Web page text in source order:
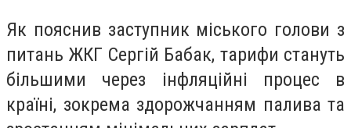
Як пояснив заступник міського голови з
питань ЖКГ Сергій Бабак, тарифи стануть
більшими через інфляційні процес в
країні, зокрема здорожчанням палива та